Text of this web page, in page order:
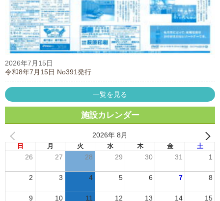
2026年7月15日
令和8年7月15日 No391発行
一覧を見る
施設カレンダー
2026年 8月
日 月 火 水 木 金 土
26 27 28 29 30 31 1
2 3 4 5 6 7 8
9 10 11 12 13 14 15